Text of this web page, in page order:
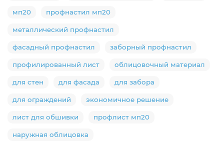
мп20 профнастил мп20
металлический профнастил
фасадный профнастил заборный профнастил
профилированный лист облицовочный материал
для стен для фасада для забора
для ограждений экономичное решение
лист для обшивки профлист мп20
наружная облицовка